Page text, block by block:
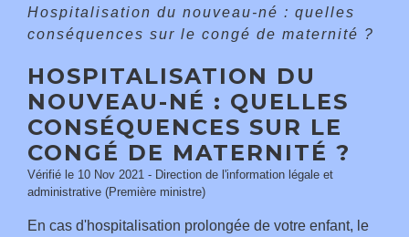
Hospitalisation du nouveau-né : quelles
conséquences sur le congé de maternité ?
HOSPITALISATION DU
NOUVEAU-NÉ : QUELLES
CONSÉQUENCES SUR LE
CONGÉ DE MATERNITÉ ?
Vérifié le 10 Nov 2021 - Direction de l'information légale et
administrative (Première ministre)
En cas d'hospitalisation prolongée de votre enfant, le